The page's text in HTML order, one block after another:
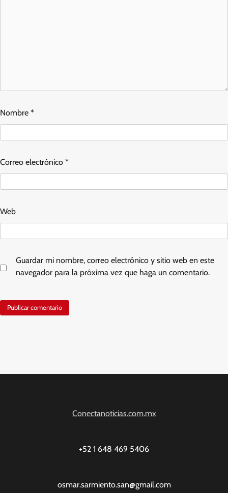
Nombre *
Correo electrónico *
Web
Guardar mi nombre, correo electrónico y sitio web en este
navegador para la próxima vez que haga un comentario.
Conectanoticias.com.mx
+52 1 648 469 5406
osmar.sarmiento.san@gmail.com